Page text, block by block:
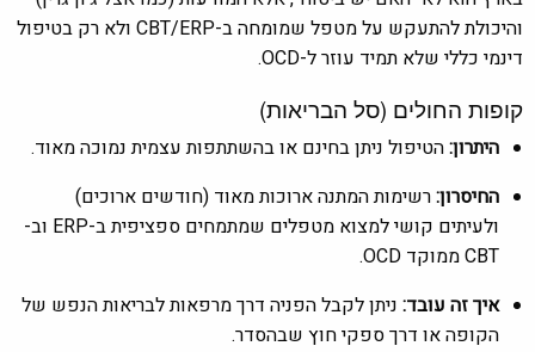
והיכולת להתעקש על מטפל שמומחה ב-CBT/ERP ולא רק בטיפול
דינמי כללי שלא תמיד עוזר ל-OCD.
קופות החולים (סל הבריאות)
היתרון:הטיפול ניתן בחינם או בהשתתפות עצמית נמוכה מאוד.
החיסרון:רשימות המתנה ארוכות מאוד (חודשים ארוכים)
ולעיתים קושי למצוא מטפלים שמתמחים ספציפית ב-ERP וב-
CBT ממוקד OCD.
איך זה עובד:ניתן לקבל הפניה דרך מרפאות לבריאות הנפש של
הקופה או דרך ספקי חוץ שבהסדר.